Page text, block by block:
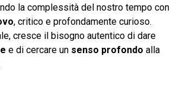
la complessità del nostro tempo con
, critico e profondamente curioso.
cresce il bisogno autentico di dare
e di cercare un senso profondo alla